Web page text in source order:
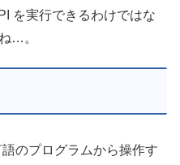
を実行できるわけではな
…。
のプログラムから操作す